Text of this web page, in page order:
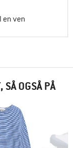
en ven
SÅ OGSÅ PÅ